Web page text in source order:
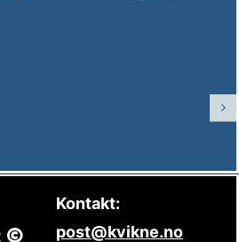
Kontakt:
post@kvikne.no